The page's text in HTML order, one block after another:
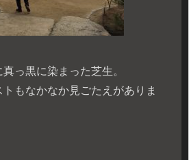
っ黒に染まった芝生。
もなかなか見ごたえがありま